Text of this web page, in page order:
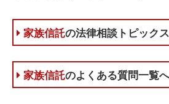
家族信託の法律相談トピック
家族信託のよくある質問一覧へ